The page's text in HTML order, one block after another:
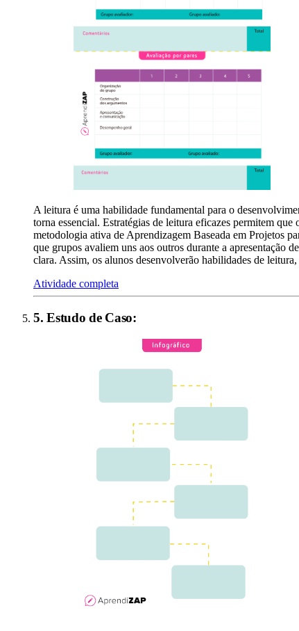
A leitura é uma habilidade fundamental para o
torna essencial. Estratégias de leitura eficazes permitem
metodologia ativa de Aprendizagem Baseada em Projetos
que grupos avaliem uns aos outros durante a apresentação
clara. Assim, os alunos desenvolverão habilidades de
Atividade completa
5.Estudo de Caso: